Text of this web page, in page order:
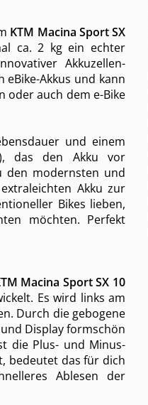
KTM Macina Sport SX
ca. 2 kg ein echter
Akkuzellen-
Akkus und kann
oder auch dem e-Bike
und einem
das den Akku vor
den modernsten und
Akku zur
Bikes lieben,
möchten. Perfekt
Macina Sport SX 10
Es wird links am
Durch die gebogene
Display formschön
die Plus- und Minus-
bedeutet das für dich
Ablesen der